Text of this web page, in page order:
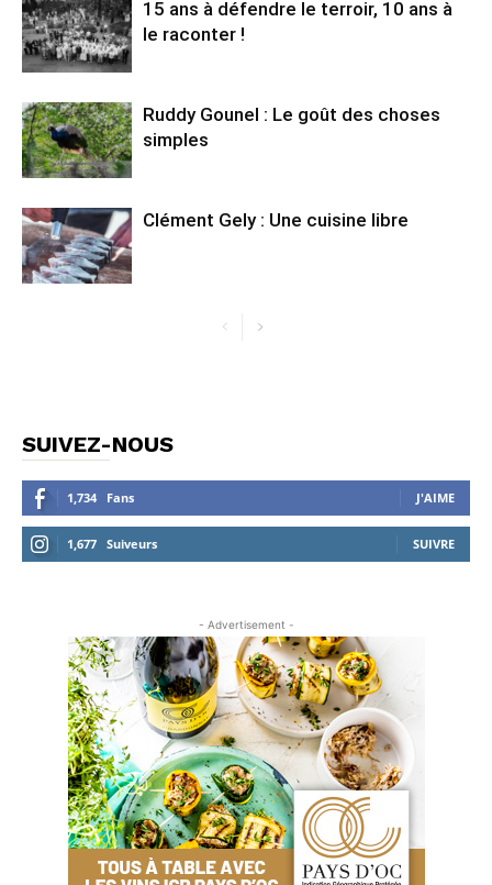
15 ans à défendre le terroir, 10 ans à
le raconter !
Ruddy Gounel : Le goût des choses
simples
Clément Gely : Une cuisine libre
SUIVEZ-NOUS
1,734 Fans J'AIME
1,677 Suiveurs SUIVRE
- Advertisement -